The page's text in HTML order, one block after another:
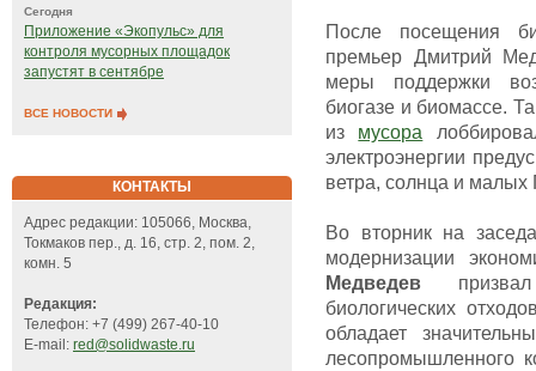
Сегодня
Приложение «Экопульс» для
контроля мусорных площадок
запустят в сентябре
ВСЕ НОВОСТИ
КОНТАКТЫ
Адрес редакции: 105066, Москва,
Токмаков пер., д. 16, стр. 2, пом. 2,
комн. 5
Редакция:
Телефон: +7 (499) 267-40-10
E-mail: red@solidwaste.ru
После посещения
премьер Дмитрий
меры поддержки
биогазе и биомассе.
из мусора
электроэнергии
ветра, солнца и
Во вторник на
модернизации
Медведев призвал
биологических
обладает
лесопромышленного